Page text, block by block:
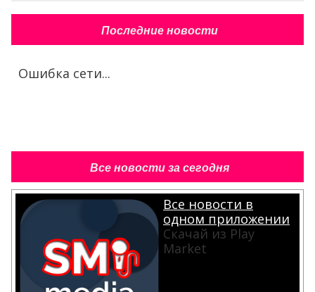
Последние новости
Ошибка сети...
Все новости за сегодня
Все новости в
одном приложении
Скачай из Play
Market